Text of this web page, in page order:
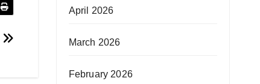
April 2026
March 2026
February 2026